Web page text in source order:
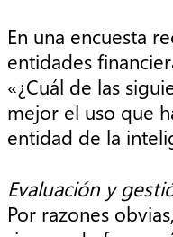
En una encuesta
entidades
«¿Cuál de las
mejor el uso que
entidad de la
Evaluación y
Por razones